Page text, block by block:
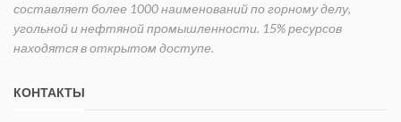
составляет более 1000 наименований по горному делу,
угольной и нефтяной промышленности. 15% ресурсов
находятся в открытом доступе.
КОНТАКТЫ